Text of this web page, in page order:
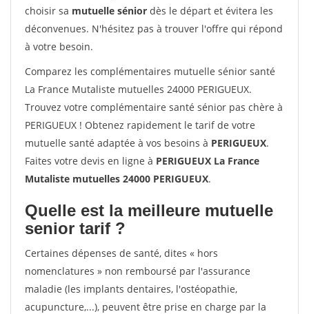
choisir sa mutuelle sénior dès le départ et évitera les
déconvenues. N'hésitez pas à trouver l'offre qui répond
à votre besoin.
Comparez les complémentaires mutuelle sénior santé
La France Mutaliste mutuelles 24000 PERIGUEUX.
Trouvez votre complémentaire santé sénior pas chère à
PERIGUEUX ! Obtenez rapidement le tarif de votre
mutuelle santé adaptée à vos besoins à PERIGUEUX.
Faites votre devis en ligne à PERIGUEUX La France
Mutaliste mutuelles 24000 PERIGUEUX.
Quelle est la meilleure mutuelle
senior tarif ?
Certaines dépenses de santé, dites « hors
nomenclatures » non remboursé par l'assurance
maladie (les implants dentaires, l'ostéopathie,
acupuncture,...), peuvent être prise en charge par la